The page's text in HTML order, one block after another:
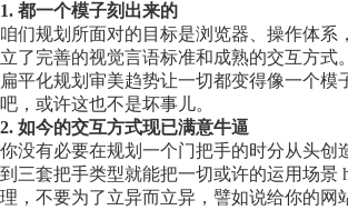
1. 都一个模子刻出来的
咱们规划所面对的目标是浏览器、操作体系
立了完善的视觉言语标准和成熟的交互方式
扁平化规划审美趋势让一切都变得像一个模
吧，或许这也不是坏事儿。
2. 如今的交互方式现已满意牛逼
你没有必要在规划一个门把手的时分从头创
到三套把手类型就能把一切或许的运用场景
理，不要为了立异而立异，譬如说给你的网